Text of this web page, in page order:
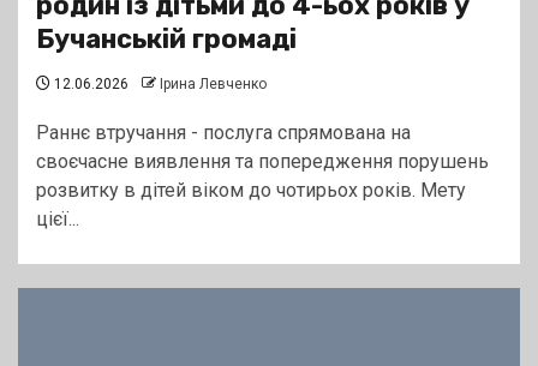
Бучанській громаді
12.06.2026 Ірина Левченко
Раннє втручання - послуга спрямована на
своєчасне виявлення та попередження порушень
розвитку в дітей віком до чотирьох років. Мету
цієї...